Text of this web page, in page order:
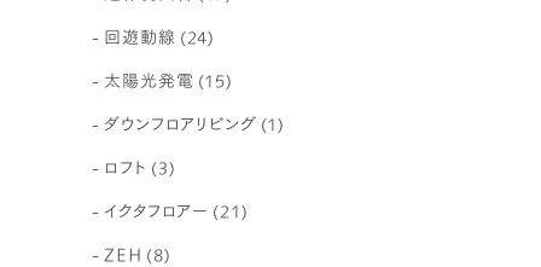
回遊動線 (24)
太陽光発電 (15)
ダウンフロアリビング (1)
ロフト (3)
イクタフロアー (21)
ZEH (8)